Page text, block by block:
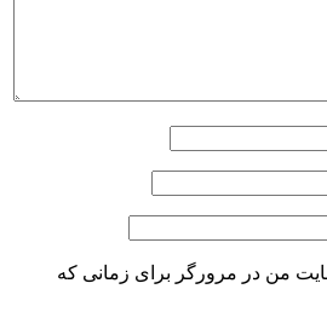
من در مرورگر برای زمانی که